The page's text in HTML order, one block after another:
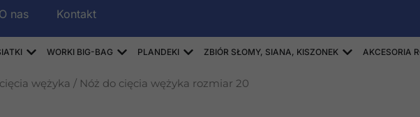
O nas Kontakt
Open WORKI RASZLOWE, AŻUROWE, SIATKI
WORKI BIG-BAG Open WORKI BIG-BAG
PLANDEKI Open PLANDEKI
ZBIÓR SŁOMY, SIANA, KISZONEK Open ZBIÓR
AKCESORIA
wężyka / Nóż do cięcia wężyka rozmiar 20